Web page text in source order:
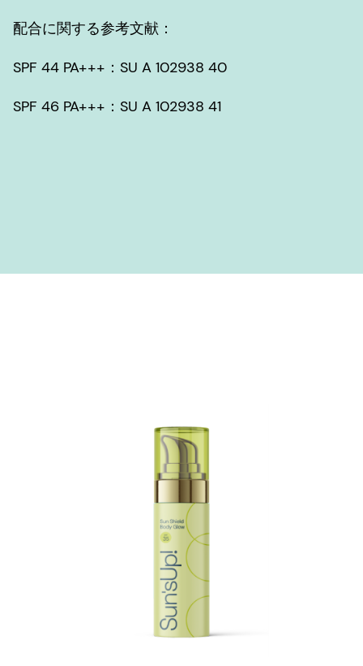
配合に関する参考文献：
SPF 44 PA+++：SU A 102938 40
SPF 46 PA+++：SU A 102938 41